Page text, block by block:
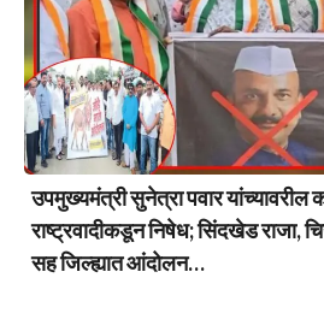
उपमुख्यमंत्री सुनेत्रा पवार यांच्यावरील
राष्ट्रवादीकडून निषेध; सिंदखेड राजा,
सह जिल्ह्यात आंदोलन…